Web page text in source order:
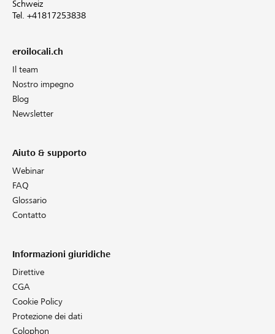
Schweiz
Tel. +41817253838
eroilocali.ch
Il team
Nostro impegno
Blog
Newsletter
Aiuto & supporto
Webinar
FAQ
Glossario
Contatto
Informazioni giuridiche
Direttive
CGA
Cookie Policy
Protezione dei dati
Colophon